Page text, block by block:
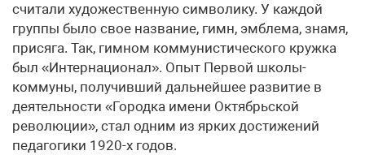
считали художе­ственную символику. У каждой
группы было свое назва­ние, гимн, эмблема, знамя,
присяга. Так, гимном комму­нистического кружка
был «Интернационал». Опыт Первой школы-
коммуны, получивший дальней­шее развитие в
деятельности «Городка имени Октябрь­ской
революции», стал одним из ярких достижений
педа­гогики 1920-х годов.